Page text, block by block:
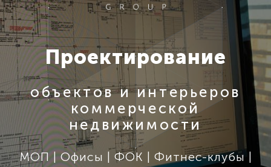
Проектирование
объектов и интерьеров
коммерческой
недвижимости
МОП | Офисы | ФОК | Фитнес-клубы |